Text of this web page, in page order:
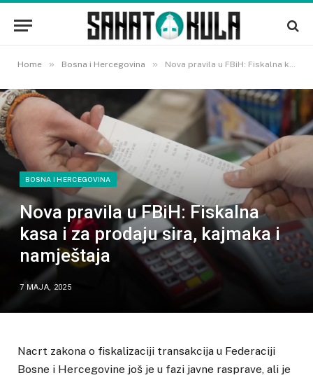
Home » Bosna i Hercegovina » Nova pravila u FBiH: Fiskalna kasa i za prodaju sira, kajmaka i namještaja
BOSNA I HERCEGOVINA
Nova pravila u FBiH: Fiskalna
kasa i za prodaju sira, kajmaka i
namještaja
7 MAJA, 2025
Nacrt zakona o fiskalizaciji transakcija u Federaciji
Bosne i Hercegovine još je u fazi javne rasprave, ali je